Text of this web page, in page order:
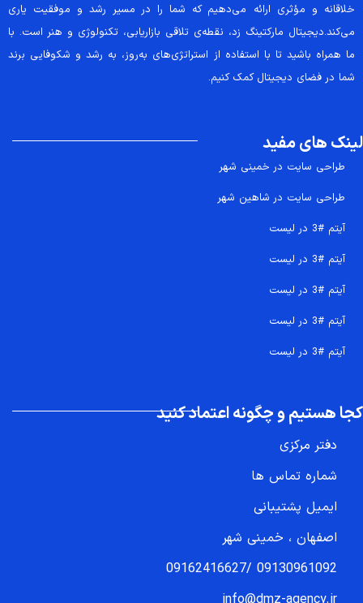
خلاقانه و مؤثری ارائه می‌دهیم که شما را در مسیر رشد و موفقیت یاری
می‌کند.دیجیتال مارکتینگ زد، نقطه‌ی تلاقی بازاریابی، تکنولوژی و هنر است. با
ما همراه باشید تا با استفاده از استراتژی‌های به‌روز، به رشد و شکوفایی برند
شما در فضای دیجیتال کمک کنیم.
لینک های مفید
طراحی سایت در خمینی شهر
طراحی سایت در شاهین شهر
آیتم #3 در لیست
آیتم #3 در لیست
آیتم #3 در لیست
آیتم #3 در لیست
آیتم #3 در لیست
کجا هستیم و چگونه اعتماد کنید
دفتر مرکزی
شماره تماس ها
ایمیل پشتیبانی
اصفهان ، خمینی شهر
09130961092
/
09162416627